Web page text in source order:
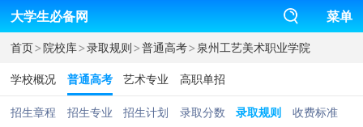
大学生必备网 菜单
首页>院校库>录取规则>普通高考>泉州工艺美术职业学院
学校概况 普通高考 艺术专业 高职单招
招生章程 招生专业 招生计划 录取分数 录取规则
收费标准